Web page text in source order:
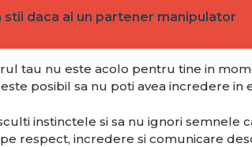
stii daca ai un partener manipulator
tau nu este acolo pentru tine in
posibil sa nu poti avea incredere
instinctele si sa nu ignori semnele
respect, incredere si comunicare